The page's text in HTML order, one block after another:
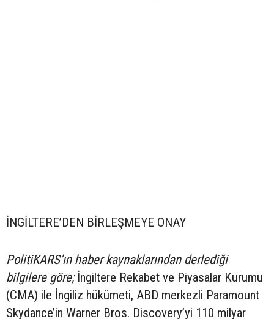
İNGİLTERE’DEN BİRLEŞMEYE ONAY
PolitiKARS’ın haber kaynaklarından derlediği
bilgilere göre;İngiltere Rekabet ve Piyasalar Kurumu
(CMA) ile İngiliz hükümeti, ABD merkezli Paramount
Skydance’in Warner Bros. Discovery’yi 110 milyar